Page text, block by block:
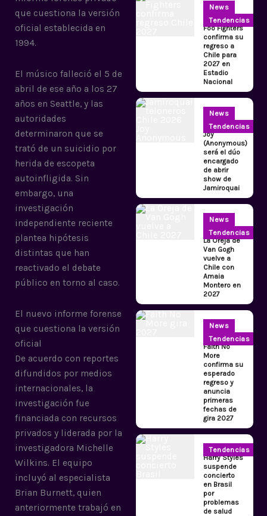
que cuestiona la versión
oficial establecida en
1994.
El músico falleció el 5 de
abril de ese año a los 27
años en Seattle, y las
autoridades
determinaron que se
trató de un suicidio por
herida de escopeta
autoinfligida. Sin
embargo, una
investigación
independiente reciente
plantea hipótesis
distintas que han
reactivado el debate
público en torno al caso.
El nuevo informe forense
que cuestiona la versión
oficial
De acuerdo con reportes
difundidos por medios
internacionales, la
investigación fue
financiada con recursos
privados y liderada por la
investigadora Michelle
Wilkins. El equipo
incluyó al especialista
Brian Burnett, quien
anteriormente trabajó en
News
Tendencias
Foo Fighters
confirma su
regreso a
Chile para
2027 en
Estadio
Nacional
News
Tendencias
Joy
(Anonymous)
será el dúo
encargado
de abrir
show de
Jamiroquai
News
Tendencias
La Oreja de
Van Gogh
vuelve a
Chile con
Amaia
Montero en
2027
News
Tendencias
Faith No
More
confirma su
esperado
regreso y
anuncia
primeras
fechas de
gira 2027
Tendencias
Harry Styles
suspende
concierto
en Brasil
por
problemas
de salud